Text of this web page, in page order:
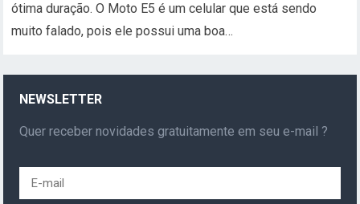
ótima duração. O Moto E5 é um celular que está sendo
muito falado, pois ele possui uma boa…
NEWSLETTER
Quer receber novidades gratuitamente em seu e-mail ?